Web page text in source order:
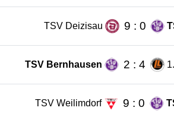
TSV Deizisau 9 : 0
TSV Bernhausen 2 : 4
TSV Weilimdorf 9 : 0